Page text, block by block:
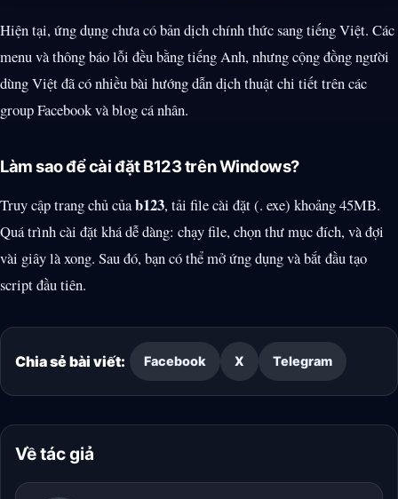
Hiện tại, ứng dụng chưa có bản dịch chính thức sang tiếng Việt. Các
menu và thông báo lỗi đều bằng tiếng Anh, nhưng cộng đồng người
dùng Việt đã có nhiều bài hướng dẫn dịch thuật chi tiết trên các
group Facebook và blog cá nhân.
Làm sao để cài đặt B123 trên Windows?
Truy cập trang chủ củab123, tải file cài đặt (. exe) khoảng 45MB.
Quá trình cài đặt khá dễ dàng: chạy file, chọn thư mục đích, và đợi
vài giây là xong. Sau đó, bạn có thể mở ứng dụng và bắt đầu tạo
script đầu tiên.
Chia sẻ bài viết: Facebook X Telegram
Về tác giả